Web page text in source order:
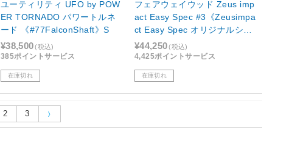
ユーティリティ UFO by POW
ER TORNADO パワートルネ
ード 《#77FalconShaft》S
¥38,500(税込)
385ポイントサービス
在庫切れ
フェアウェイウッド Zeus imp
act Easy Spec #3《Zeusimpa
ct Easy Spec オリジナルシャ
フト》R
¥44,250(税込)
4,425ポイントサービス
在庫切れ
2 3